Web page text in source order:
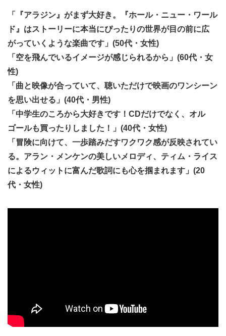
「『アラジン』がまず大好き。『ホール・ニュー・ワール
ド』はストーリーに本当にぴったりの世界が目の前に広
がっていくような楽曲です」(50代・女性)
「空を飛んでいるイメージが感じられるから」(60代・女
性)
「曲と映像が合っていて、聴いただけで映画のワンシーン
を思い出せる」(40代・男性)
「中学生のころから大好きです！CDだけでなく、オル
ゴールも買ったりしました！」(40代・女性)
「冒険に向けて、一歩踏みだすワクワク感が反映されてい
る。アラン・メンケンの美しいメロディ、ティム・ライス
によるウィットに富んだ歌詞にも心を掴まれます」(20
代・女性)